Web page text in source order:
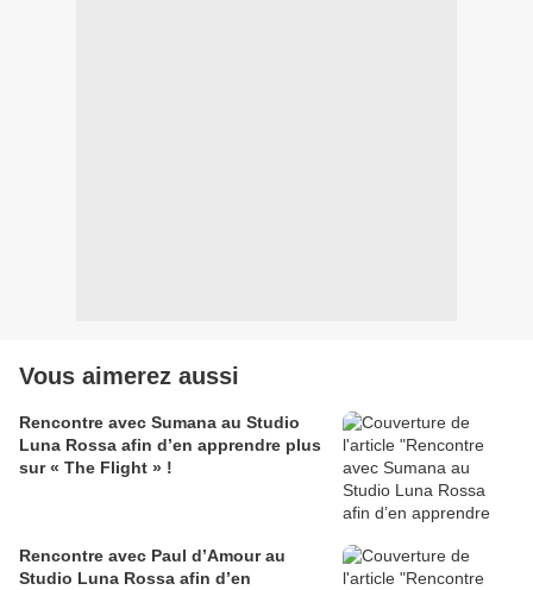
Vous aimerez aussi
Rencontre avec Sumana au Studio
Luna Rossa afin d’en apprendre plus
sur « The Flight » !
Rencontre avec Paul d’Amour au
Studio Luna Rossa afin d’en